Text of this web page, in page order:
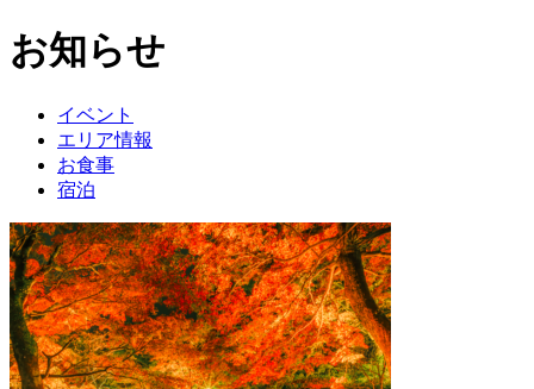
お知らせ
イベント
エリア情報
お食事
宿泊